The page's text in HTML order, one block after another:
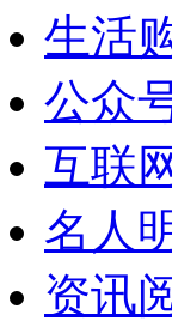
生活
公众
互联
名人
资讯